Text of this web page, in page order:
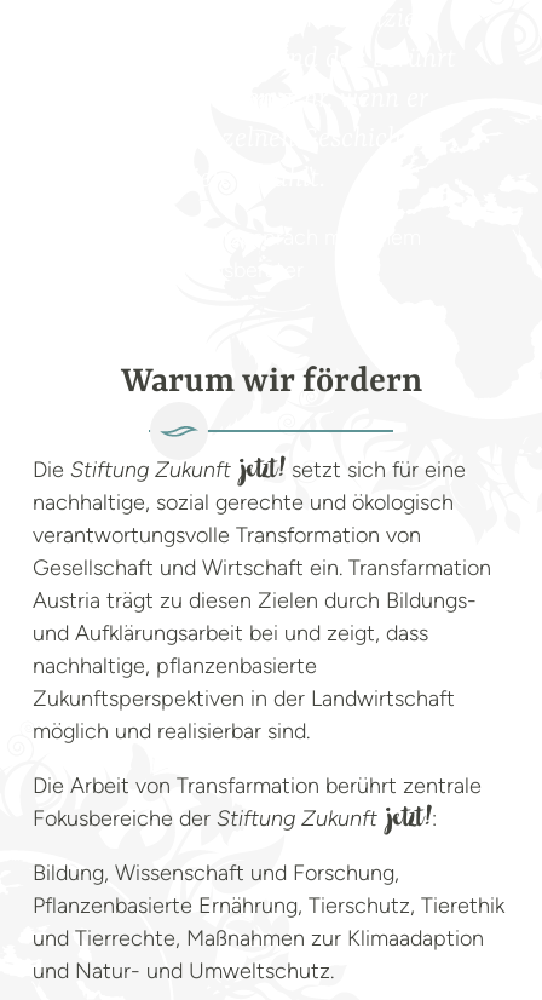
Warum wir fördern
Die Stiftung Zukunft jetzt! setzt sich für eine
nachhaltige, sozial gerechte und ökologisch
verantwortungsvolle Transformation von
Gesellschaft und Wirtschaft ein. Transfarmation
Austria trägt zu diesen Zielen durch Bildungs-
und Aufklärungsarbeit bei und zeigt, dass
nachhaltige, pflanzenbasierte
Zukunftsperspektiven in der Landwirtschaft
möglich und realisierbar sind.
Die Arbeit von Transfarmation berührt zentrale
Fokusbereiche der Stiftung Zukunft jetzt!:
Bildung, Wissenschaft und Forschung,
Pflanzenbasierte Ernährung, Tierschutz, Tierethik
und Tierrechte, Maßnahmen zur Klimaadaption
und Natur- und Umweltschutz.